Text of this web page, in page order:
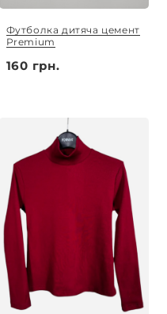
Футболка дитяча цемент
Premium
160 грн.